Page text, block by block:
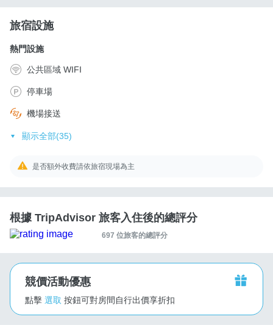
旅宿設施
熱門設施
公共區域 WIFI
停車場
機場接送
顯示全部(35)
是否額外收費請依旅宿現場為主
根據 TripAdvisor 旅客入住後的總評分
697 位旅客的總評分
競價活動優惠
點擊 選取 按鈕可對房間自行出價享折扣